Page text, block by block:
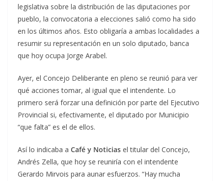
legislativa sobre la distribución de las diputaciones por
pueblo, la convocatoria a elecciones salió como ha sido
en los últimos años. Esto obligaría a ambas localidades a
resumir su representación en un solo diputado, banca
que hoy ocupa Jorge Arabel.
Ayer, el Concejo Deliberante en pleno se reunió para ver
qué acciones tomar, al igual que el intendente. Lo
primero será forzar una definición por parte del Ejecutivo
Provincial si, efectivamente, el diputado por Municipio
“que falta” es el de ellos.
Así lo indicaba a Café y Noticias el titular del Concejo,
Andrés Zella, que hoy se reuniría con el intendente
Gerardo Mirvois para aunar esfuerzos. “Hay mucha